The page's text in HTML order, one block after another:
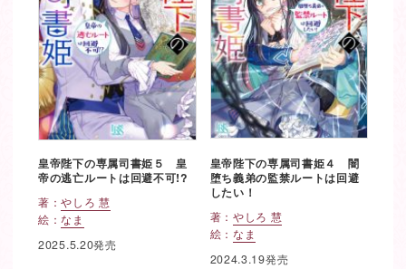
皇帝陛下の専属司書姫５ 皇
帝の逃亡ルートは回避不可!?
著：やしろ 慧
絵：なま
2025.5.20発売
皇帝陛下の専属司書姫４ 闇
堕ち義弟の監禁ルートは回避
したい！
著： やしろ 慧
絵： なま
2024.3.19発売